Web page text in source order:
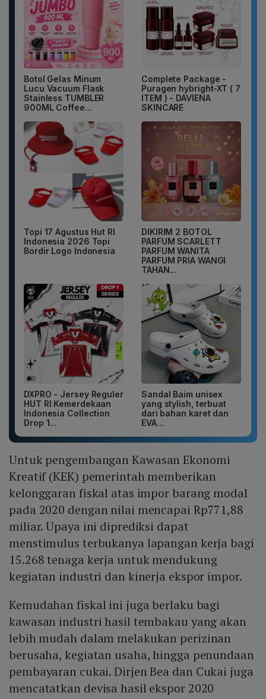
Botol Gelas Minum
Lucu Vacuum Flask
Stainless TUMBLER
900ML Coffee...
Complete Package -
Puragen hybright-XT ( 7
ITEM ) - DAVIENA
SKINCARE
Topi 17 Agustus Hut RI
Indonesia 2026 Topi
Bordir Logo Indonesia
DIKIRIM 2 BOTOL
PARFUM SCARLETT
PARFUM WANITA
PARFUM PRIA WANGI
TAHAN...
DXPRO - Jersey Reguler
HUT RI Kemerdekaan
Indonesia Collection
Drop 1...
Sandal Baim unisex
yang stylish, terbuat
dari bahan karet dan
EVA...
Untuk pengembangan Kawasan Ekonomi
Kreatif (KEK) pemerintah memberikan
kelonggaran fiskal atas impor barang modal
pada 2020 dengan nilai mencapai Rp771,88
miliar. Upaya ini diprediksi dapat
menstimulus terbukanya lapangan kerja bagi
15.268 tenaga kerja untuk mendukung
kegiatan industri dan kinerja ekspor impor.
Kemudahan fiskal ini juga berlaku bagi
kawasan industri hasil tembakau yang akan
lebih mudah dalam melakukan perizinan
berusaha, kegiatan usaha, hingga penundaan
pembayaran cukai. Dirjen Bea dan Cukai juga
mencatatkan devisa hasil ekspor 2020